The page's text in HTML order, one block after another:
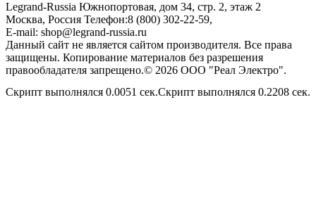
Legrand-Russia Южнопортовая, дом 34, стр. 2, этаж 2
Москва, Россия Телефон:8 (800) 302-22-59,
E-mail: shop@legrand-russia.ru
Данный сайт не является сайтом производителя. Все права
защищены. Копирование материалов без разрешения
правообладателя запрещено.© 2026 ООО "Реал Электро".
Скрипт выполнялся 0.0051 сек.Скрипт выполнялся 0.2208 сек.